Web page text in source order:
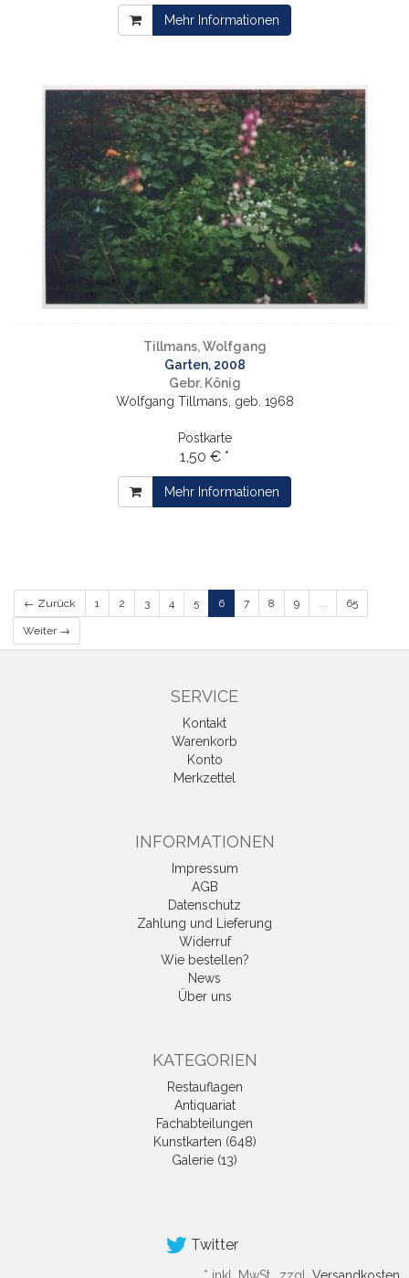
Mehr Informationen
Tillmans, Wolfgang
Garten, 2008
Gebr. König
Wolfgang Tillmans, geb. 1968
Postkarte
1,50 € *
Mehr Informationen
← Zurück 1 2 3 4 5 6 7 8 9 ... 65
Weiter →
SERVICE
Kontakt
Warenkorb
Konto
Merkzettel
INFORMATIONEN
Impressum
AGB
Datenschutz
Zahlung und Lieferung
Widerruf
Wie bestellen?
News
Über uns
KATEGORIEN
Restauflagen
Antiquariat
Fachabteilungen
Kunstkarten (648)
Galerie (13)
Twitter